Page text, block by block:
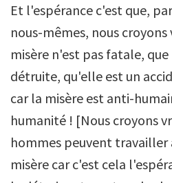
Et l'espérance c'est que,
nous-mêmes, nous
misère n'est pas fatale, que
détruite, qu'elle est un
car la misère est anti-
humanité ! [Nous croyons
hommes peuvent
misère car c'est cela